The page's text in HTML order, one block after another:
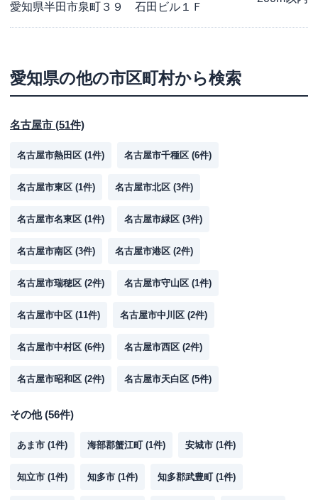
愛知県半田市泉町３９ 石田ビル１Ｆ
愛知県の他の市区町村から検索
名古屋市 (51件)
名古屋市熱田区 (1件) 名古屋市千種区 (6件)
名古屋市東区 (1件) 名古屋市北区 (3件)
名古屋市名東区 (1件) 名古屋市緑区 (3件)
名古屋市南区 (3件) 名古屋市港区 (2件)
名古屋市瑞穂区 (2件) 名古屋市守山区 (1件)
名古屋市中区 (11件) 名古屋市中川区 (2件)
名古屋市中村区 (6件) 名古屋市西区 (2件)
名古屋市昭和区 (2件) 名古屋市天白区 (5件)
その他(56件)
あま市 (1件) 海部郡蟹江町 (1件) 安城市 (1件)
知立市 (1件) 知多市 (1件) 知多郡武豊町 (1件)